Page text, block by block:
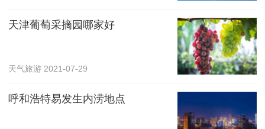
天津葡萄采摘园哪家好
天气旅游 2021-07-29
呼和浩特易发生内涝地点